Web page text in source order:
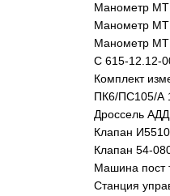
Манометр
Манометр
Манометр
С 615-12.12-
Комплект
ПК6/ПС105/А
Дроссель
Клапан
Клапан 54-
Машина пост
Станция